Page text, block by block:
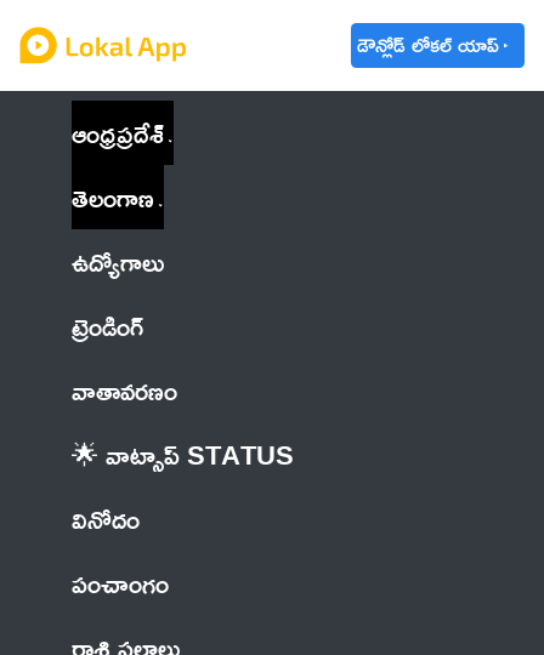
డౌన్లోడ్ లోకల్ యాప్
ఆంధ్రప్రదేశ్
తెలంగాణ
ఉద్యోగాలు
ట్రెండింగ్
వాతావరణం
🌟 వాట్సాప్ STATUS
వినోదం
పంచాంగం